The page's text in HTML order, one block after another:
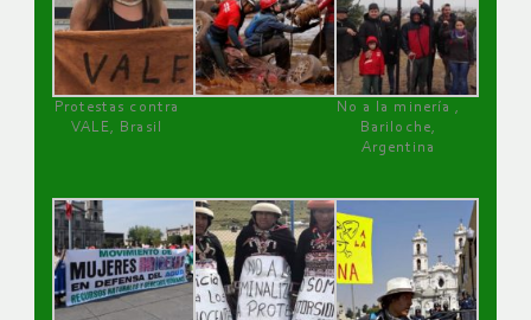
Protestas contra
VALE, Brasil
No a la minería ,
Bariloche,
Argentina